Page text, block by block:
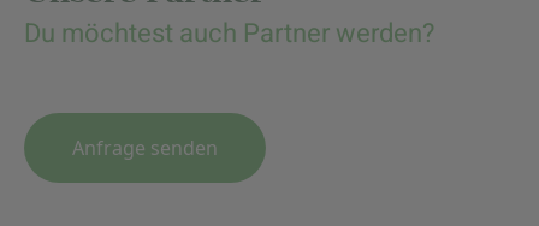
Du möchtest auch Partner werden?
Anfrage senden